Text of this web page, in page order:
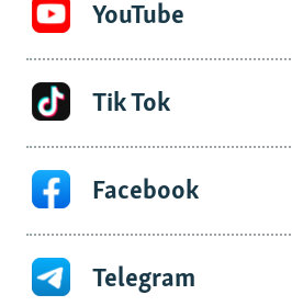
YouTube
Tik Tok
Facebook
Telegram